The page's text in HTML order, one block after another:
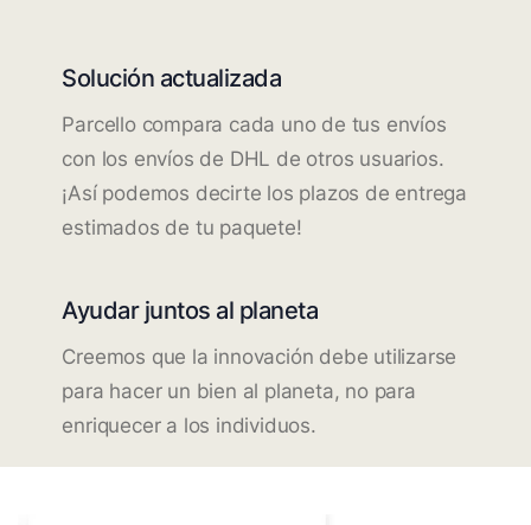
Solución actualizada
Parcello compara cada uno de tus envíos
con los envíos de DHL de otros usuarios.
¡Así podemos decirte los plazos de entrega
estimados de tu paquete!
Ayudar juntos al planeta
Creemos que la innovación debe utilizarse
para hacer un bien al planeta, no para
enriquecer a los individuos.